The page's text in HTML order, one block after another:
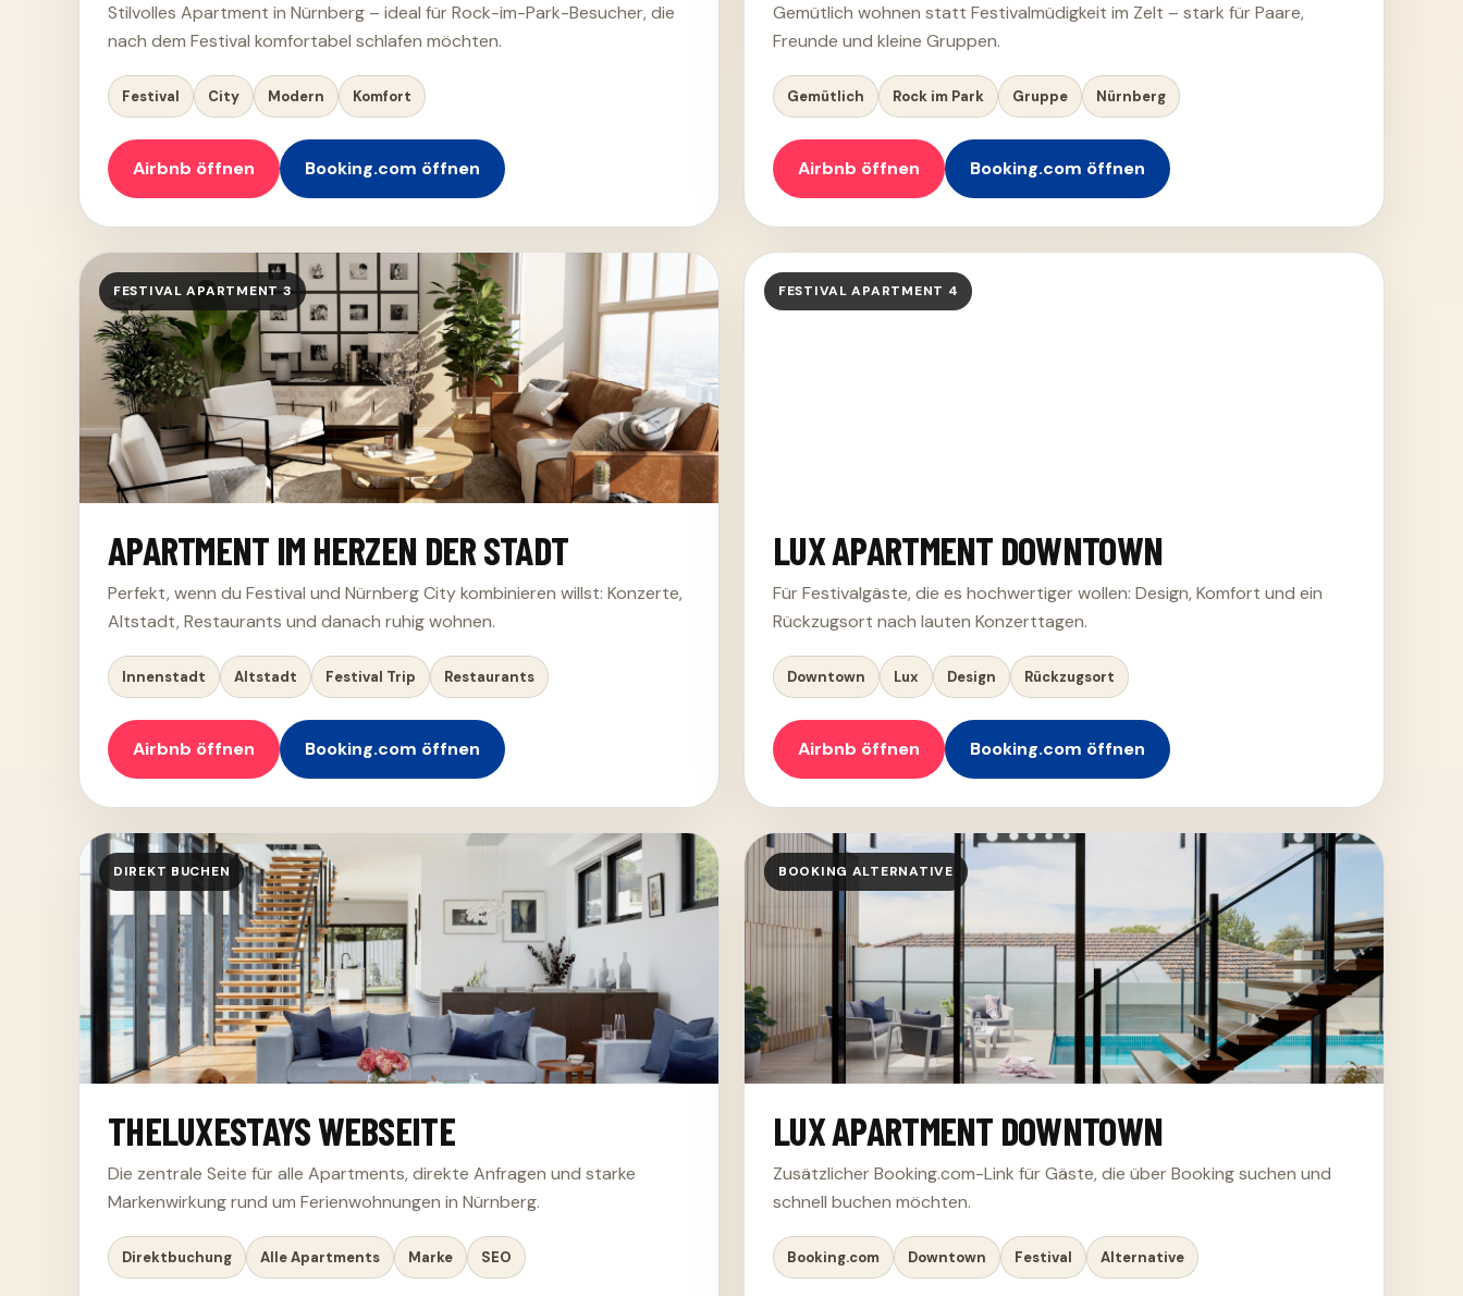
Stilvolles Apartment in Nürnberg – ideal für Rock-im-Park-Besucher, die
nach dem Festival komfortabel schlafen möchten.
Festival City Modern Komfort
Airbnb öffnen Booking.com öffnen
Gemütlich wohnen statt Festivalmüdigkeit im Zelt – stark für Paare,
Freunde und kleine Gruppen.
Gemütlich Rock im Park Gruppe Nürnberg
Airbnb öffnen Booking.com öffnen
FESTIVAL APARTMENT 3
APARTMENT IM HERZEN DER STADT
Perfekt, wenn du Festival und Nürnberg City kombinieren willst: Konzerte,
Altstadt, Restaurants und danach ruhig wohnen.
Innenstadt Altstadt Festival Trip Restaurants
Airbnb öffnen Booking.com öffnen
FESTIVAL APARTMENT 4
LUX APARTMENT DOWNTOWN
Für Festivalgäste, die es hochwertiger wollen: Design, Komfort und ein
Rückzugsort nach lauten Konzerttagen.
Downtown Lux Design Rückzugsort
Airbnb öffnen Booking.com öffnen
DIREKT BUCHEN
THELUXESTAYS WEBSEITE
Die zentrale Seite für alle Apartments, direkte Anfragen und starke
Markenwirkung rund um Ferienwohnungen in Nürnberg.
Direktbuchung Alle Apartments Marke SEO
BOOKING ALTERNATIVE
LUX APARTMENT DOWNTOWN
Zusätzlicher Booking.com-Link für Gäste, die über Booking suchen und
schnell buchen möchten.
Booking.com Downtown Festival Alternative